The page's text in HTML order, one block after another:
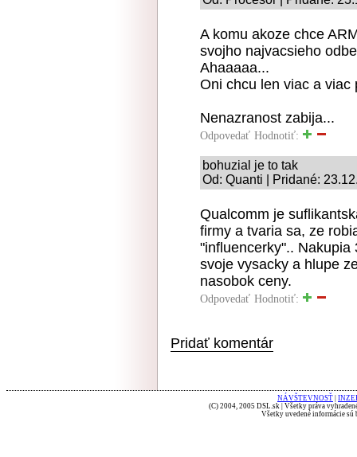
A komu akoze chce
svojho najvacsieho
Ahaaaaa...
Oni chcu len viac a viac
Nenazranost zabija...
Odpovedať Hodnotiť:
bohuzial je to tak
Od: Quanti | Pridané:
Qualcomm je
firmy a tvaria sa, ze
"influencerky".. Nakupia
svoje vysacky a hlupe
nasobok ceny.
Odpovedať Hodnotiť:
Pridať komentár
NÁVŠTEVNOSŤ
(C) 2004, 2005 DSL.sk | Všetky práva
Všetky uvedené informácie sú